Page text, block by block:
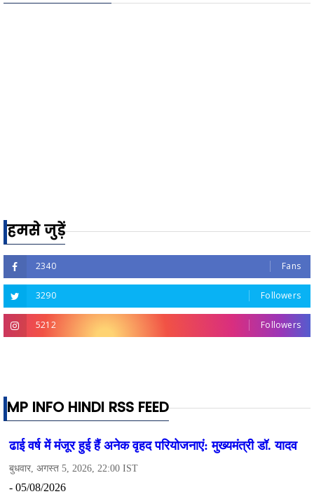
हमसे जुड़ें
2340 Fans
3290 Followers
5212 Followers
MP INFO HINDI RSS FEED